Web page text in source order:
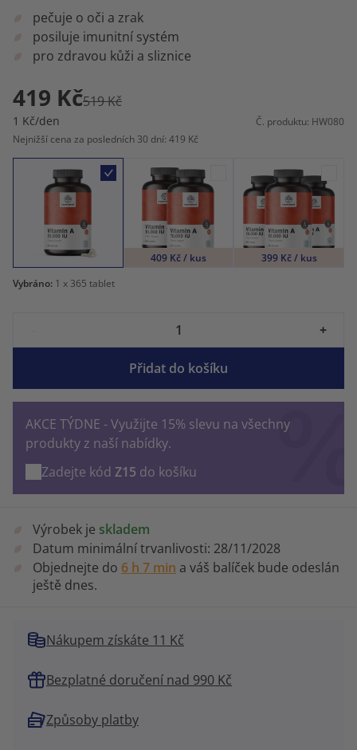
pečuje o oči a zrak
posiluje imunitní systém
pro zdravou kůži a sliznice
419 Kč519 Kč
1 Kč/den
Č. produktu: HW080
Nejnižší cena za posledních 30 dní: 419 Kč
409 Kč / kus
399 Kč / kus
Vybráno: 1 x 365 tablet
+
Přidat do košíku
AKCE TÝDNE - Využijte 15% slevu na všechny
produkty z naší nabídky.
Zadejte kód Z15 do košíku
Výrobek je skladem
Datum minimální trvanlivosti: 28/11/2028
Objednejte do 6 h 7 min a váš balíček bude odeslán
ještě dnes.
Nákupem získáte 11 Kč
Bezplatné doručení nad 990 Kč
Způsoby platby